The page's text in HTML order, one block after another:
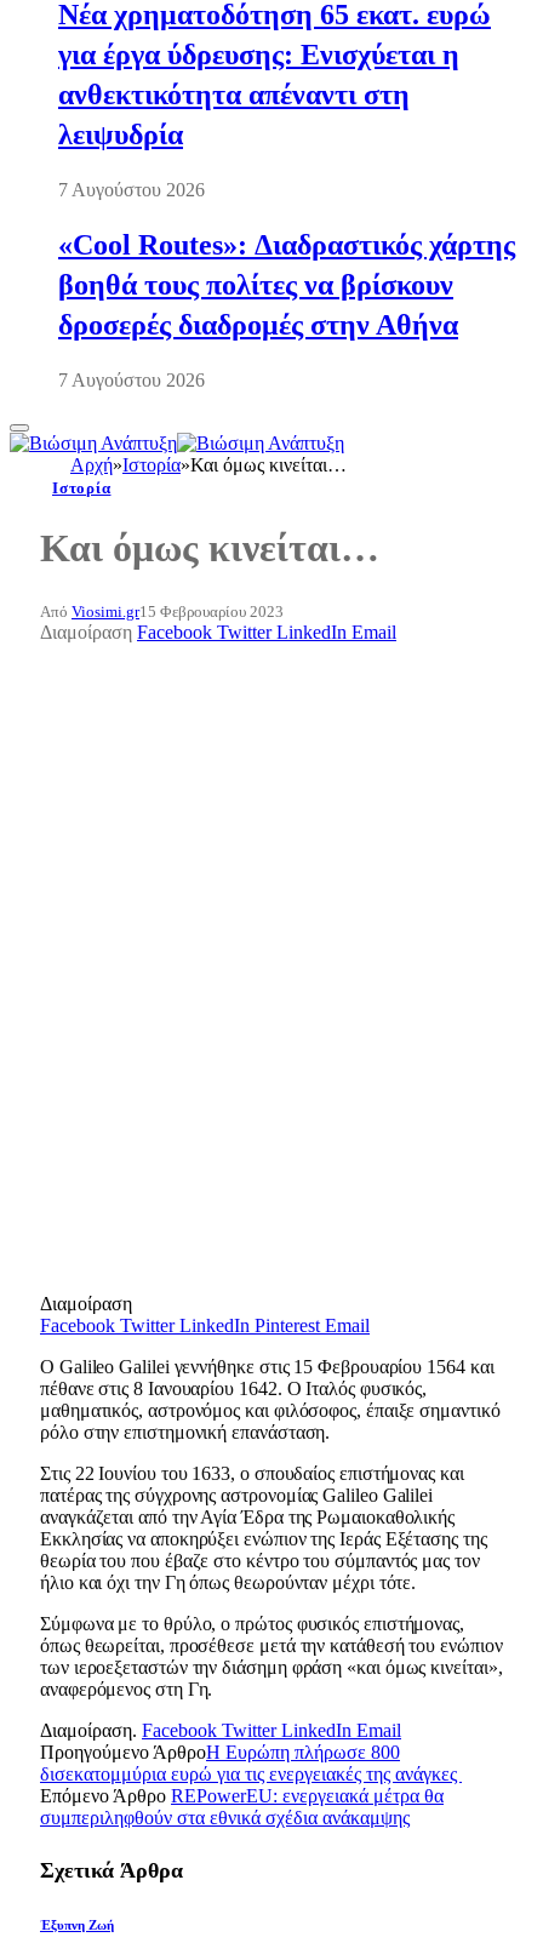
Νέα χρηματοδότηση 65 εκατ. ευρώ
για έργα ύδρευσης: Ενισχύεται η
ανθεκτικότητα απέναντι στη
λειψυδρία
7 Αυγούστου 2026
«Cool Routes»: Διαδραστικός χάρτης
βοηθά τους πολίτες να βρίσκουν
δροσερές διαδρομές στην Αθήνα
7 Αυγούστου 2026
Αρχή»Ιστορία»Και όμως κινείται…
Ιστορία
Και όμως κινείται…
Από Viosimi.gr15 Φεβρουαρίου 2023
Διαμοίραση Facebook Twitter LinkedIn Email
Διαμοίραση
Facebook Twitter LinkedIn Pinterest Email
Ο Galileo Galilei γεννήθηκε στις 15 Φεβρουαρίου 1564 και
πέθανε στις 8 Ιανουαρίου 1642. Ο Ιταλός φυσικός,
μαθηματικός, αστρονόμος και φιλόσοφος, έπαιξε σημαντικό
ρόλο στην επιστημονική επανάσταση.
Στις 22 Ιουνίου του 1633, ο σπουδαίος επιστήμονας και
πατέρας της σύγχρονης αστρονομίας Galileo Galilei
αναγκάζεται από την Αγία Έδρα της Ρωμαιοκαθολικής
Εκκλησίας να αποκηρύξει ενώπιον της Ιεράς Εξέτασης της
θεωρία του που έβαζε στο κέντρο του σύμπαντός μας τον
ήλιο και όχι την Γη όπως θεωρούνταν μέχρι τότε.
Σύμφωνα με το θρύλο, ο πρώτος φυσικός επιστήμονας,
όπως θεωρείται, προσέθεσε μετά την κατάθεσή του ενώπιον
των ιεροεξεταστών την διάσημη φράση «και όμως κινείται»,
αναφερόμενος στη Γη.
Διαμοίραση. Facebook Twitter LinkedIn Email
Προηγούμενο ΆρθροΗ Ευρώπη πλήρωσε 800
δισεκατομμύρια ευρώ για τις ενεργειακές της ανάγκες
Επόμενο Άρθρο REPowerEU: ενεργειακά μέτρα θα
συμπεριληφθούν στα εθνικά σχέδια ανάκαμψης
Σχετικά Άρθρα
Έξυπνη Ζωή